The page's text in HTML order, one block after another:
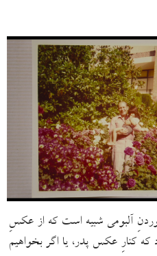
آلبومی شبیه است که از عکسِ
کنارِ عکس پدر، یا اگر بخواهیم